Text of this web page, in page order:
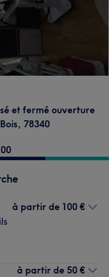
et fermé ouverture
, 78340
à partir de 100 €
à partir de 50 €